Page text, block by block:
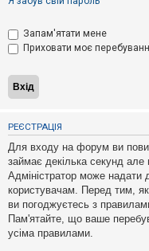
Т
м
и
б
з
в
і
д
п
о
в
і
д
е
й
Запам'ятати мене
Приховати моє
РЕЄСТРАЦІЯ
Для входу на форум ви
займає декілька секунд
Адміністратор може надати
користувачам. Перед тим,
ви погоджуєтесь з
Пам'ятайте, що ваше
усіма правилами.